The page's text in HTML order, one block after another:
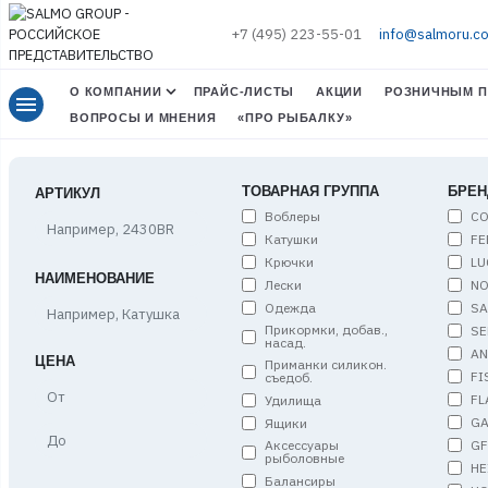
+7 (495) 223-55-01
menu О КОМПАНИИ ПРАЙС-ЛИСТЫ АКЦИИ
РОЗНИЧНЫМ
ВОПРОСЫ И МНЕНИЯ
«ПРО РЫБАЛКУ»
АРТИКУЛ
НАИМЕНОВАНИЕ
ЦЕНА
Цена,
Цена,
до
ТОВАРНАЯ ГРУППА
Воблеры
Катушки
Крючки
Лески
Одежда
Прикормки, добав.,
насад.
Приманки силикон.
съедоб.
Удилища
Ящики
Аксессуары
рыболовные
Балансиры
GF